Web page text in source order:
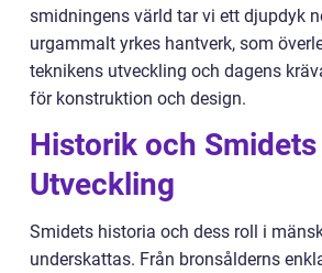
smidningens värld tar vi ett djupdyk
urgammalt yrkes hantverk, som
teknikens utveckling och dagens
för konstruktion och design.
Historik och Smidets
Utveckling
Smidets historia och dess roll i
underskattas. Från bronsålderns